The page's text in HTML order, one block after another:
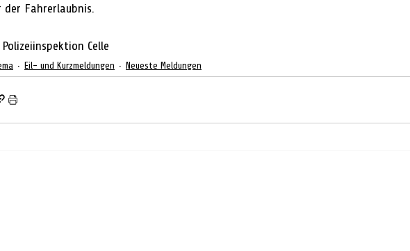
der Fahrerlaubnis.
Polizeiinspektion Celle
Eil- und Kurzmeldungen Neueste Meldungen